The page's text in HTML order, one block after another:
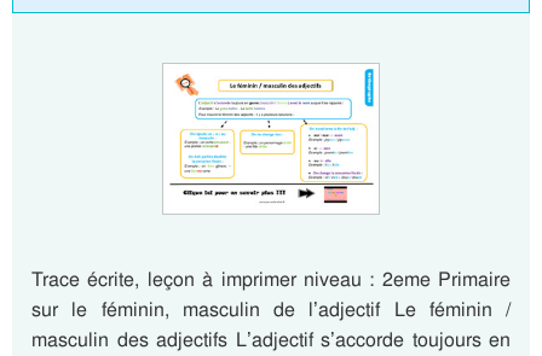
Trace écrite, leçon à imprimer niveau : 2eme Primaire
sur le féminin, masculin de l’adjectif Le féminin /
masculin des adjectifs L’adjectif s’accorde toujours en